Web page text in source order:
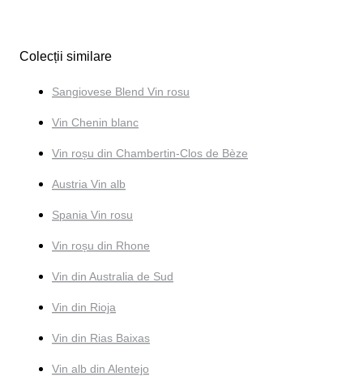
Colecții similare
Sangiovese Blend Vin rosu
Vin Chenin blanc
Vin roșu din Chambertin-Clos de Bèze
Austria Vin alb
Spania Vin rosu
Vin roșu din Rhone
Vin din Australia de Sud
Vin din Rioja
Vin din Rias Baixas
Vin alb din Alentejo